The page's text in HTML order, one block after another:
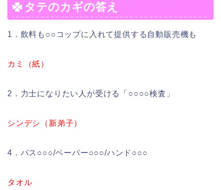
タテのカギの答え
1．飲料も○○コップに入れて提供する自動販売機も
カミ（紙）
2．力士になりたい人が受ける「○○○○検査」
シンデシ（新弟子）
4．バス○○○/ペーパー○○○/ハンド○○○
タオル